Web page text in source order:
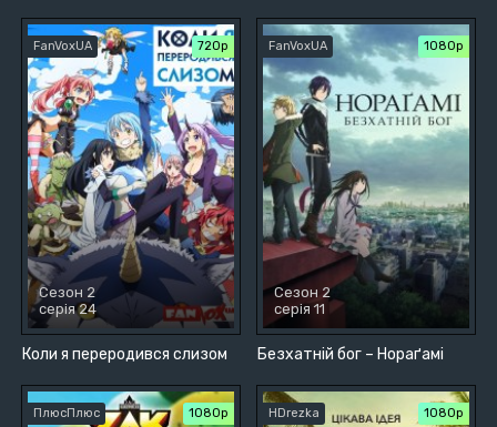
Коли я переродився слизом
FanVoxUA 720р
Сезон 2
серія 24
Безхатній бог – Нораґамі
FanVoxUA 1080p
Сезон 2
серія 11
ПлюсПлюс 1080p HDrezka 1080p